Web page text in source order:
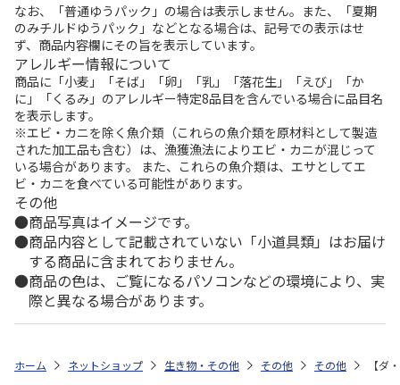
なお、「普通ゆうパック」の場合は表示しません。また、「夏期
のみチルドゆうパック」などとなる場合は、記号での表示はせ
ず、商品内容欄にその旨を表示しています。
アレルギー情報について
商品に「小麦」「そば」「卵」「乳」「落花生」「えび」「か
に」「くるみ」のアレルギー特定8品目を含んでいる場合に品目名
を表示します。
※エビ・カニを除く魚介類（これらの魚介類を原材料として製造
された加工品も含む）は、漁獲漁法によりエビ・カニが混じって
いる場合があります。 また、これらの魚介類は、エサとしてエ
ビ・カニを食べている可能性があります。
その他
商品写真はイメージです。
商品内容として記載されていない「小道具類」はお届け
する商品に含まれておりません。
商品の色は、ご覧になるパソコンなどの環境により、実
際と異なる場合があります。
ホーム ネットショップ 生き物・その他 その他 その他 【ダ